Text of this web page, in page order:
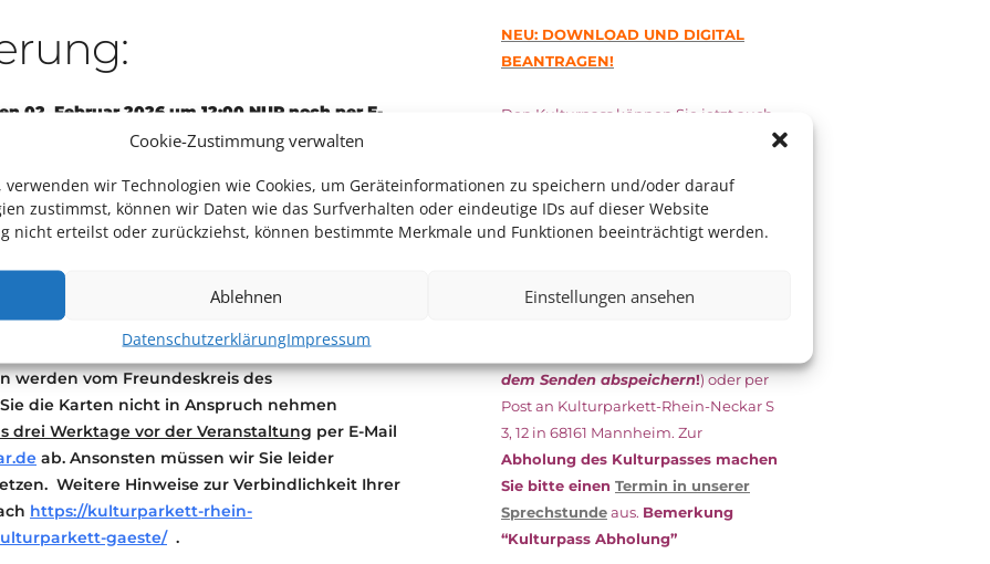
Cookie-Zustimmung verwalten
wir Technologien wie Cookies, um Geräteinformationen zu speichern und/oder darauf
zustimmst, können wir Daten wie das Surfverhalten oder eindeutige IDs auf dieser Website
nicht erteilst oder zurückziehst, können bestimmte Merkmale und Funktionen beeinträchtigt werden.
Ablehnen Einstellungen ansehen
DatenschutzerklärungImpressum
02. Februar 2026 um 12:00 NUR noch per E-
rhein-neckar.dereserviert werden.
eine E-Mail bei erfolgreicher
der jeweiligen Spielstätte hinterlegt!
Kulturpass-Inhaber*innen persönlich an der
Kulturpass als Nachweis mitbringen.
hin, dass Ihre Reservierung verbindlich ist.
werden vom Freundeskreis des
die Karten nicht in Anspruch nehmen
drei Werktage vor der Veranstaltung per E-Mail
ab. Ansonsten müssen wir Sie leider
Weitere Hinweise zur Verbindlichkeit Ihrer
https://kulturparkett-rhein-
gaeste/.
NEU: DOWNLOAD UND DIGITAL
BEANTRAGEN!
Den Kulturpass können Sie jetzt auch
esunterschriebenzusammen mit
dem aktuellen
(Bürgergeld/
das Kulturparkett zurück: Per E-Mail
dem Senden abspeichern!) oder per
Post an Kulturparkett-Rhein-Neckar S
3, 12 in 68161 Mannheim. Zur
Abholung des Kulturpasses machen
Sie bitte einen Termin in unserer
Sprechstundeaus. Bemerkung
“Kulturpass Abholung”